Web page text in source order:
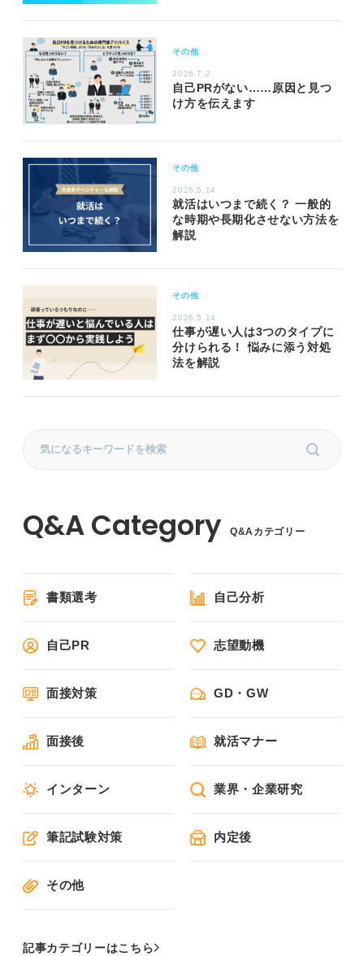
その他
2026.7.2
自己PRがない……原因と見つ
け方を伝えます
その他
2026.5.14
就活はいつまで続く？ 一般的
な時期や長期化させない方法を
解説
その他
2026.5.14
仕事が遅い人は3つのタイプに
分けられる！ 悩みに添う対処
法を解説
Q&Aカテゴリー
書類選考 自己分析
自己PR 志望動機
面接対策 GD・GW
面接後 就活マナー
インターン 業界・企業研究
筆記試験対策 内定後
その他
記事カテゴリーはこちら